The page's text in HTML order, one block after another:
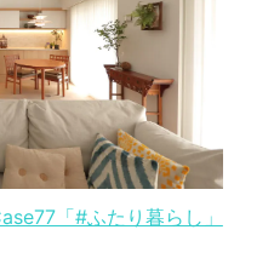
「#ふたり暮らし」